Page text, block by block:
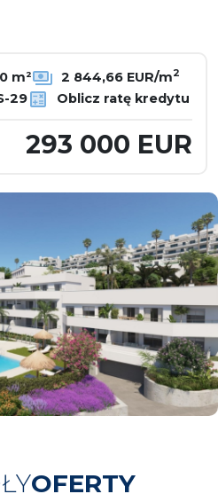
m² 2 844,66 EUR/m2
29 Oblicz ratę kredytu
293 000 EUR
OFERTY